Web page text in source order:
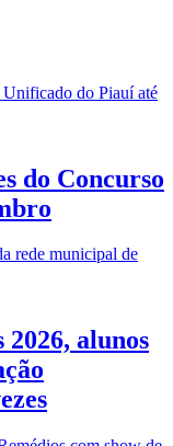
do Concurso
alunos